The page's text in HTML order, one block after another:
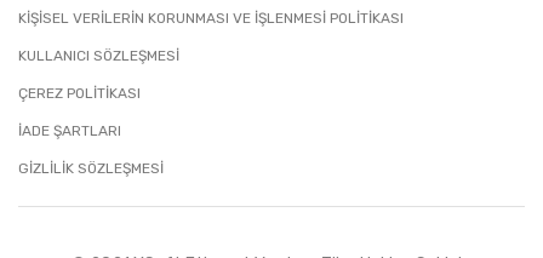
KİŞİSEL VERİLERİN KORUNMASI VE İŞLENMESİ POLİTİKASI
KULLANICI SÖZLEŞMESİ
ÇEREZ POLİTİKASI
İADE ŞARTLARI
GIZLILIK SÖZLEŞMESI